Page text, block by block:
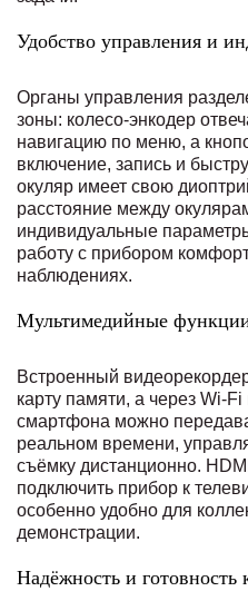
Удобство управления и
Органы управления
зоны: колесо-энкодер
навигацию по меню, а
включение, запись и
окуляр имеет свою
расстояние между
индивидуальные
работу с прибором
наблюдениях.
Мультимедийные
Встроенный
карту памяти, а через Wi-
смартфона можно
реальном времени,
съёмку дистанционно.
подключить прибор к
особенно удобно для
демонстрации.
Надёжность и готовность